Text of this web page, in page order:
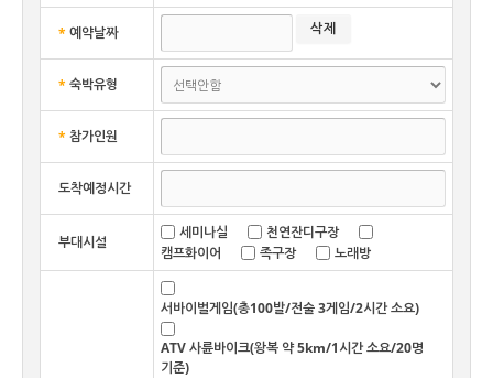
* 예약날짜
* 숙박유형
* 참가인원
도착예정시간
부대시설
세미나실
천연잔디구장
캠프화이어
족구장 노래방
서바이벌게임(총100발/전술 3게임/2시간 소요)
ATV 사륜바이크(왕복 약 5km/1시간 소요/20명
기준)